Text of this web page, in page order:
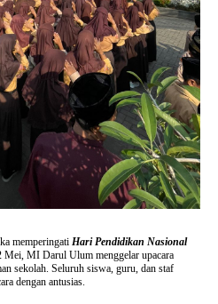
memperingati Hari Pendidikan Nasional
Mei, MI Darul Ulum menggelar upacara
sekolah. Seluruh siswa, guru, dan staf
dengan antusias.